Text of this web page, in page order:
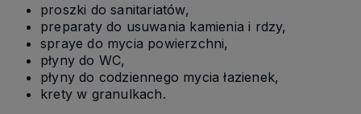
proszki do sanitariatów,
preparaty do usuwania kamienia i rdzy,
spraye do mycia powierzchni,
płyny do WC,
płyny do codziennego mycia łazienek,
krety w granulkach.